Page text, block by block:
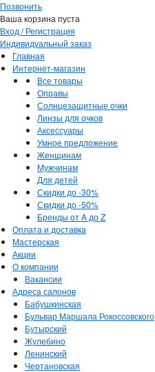
Позвонить
Ваша корзина пуста
Вход / Регистрация
Индивидуальный заказ
Главная
Интернет-магазин
Все товары
Оправы
Солнцезащитные очки
Линзы для очков
Аксессуары
Умное предложение
Женщинам
Мужчинам
Для детей
Скидки до -30%
Скидки до -50%
Бренды от A до Z
Оплата и доставка
Мастерская
Акции
О компании
Вакансии
Адреса салонов
Бабушкинская
Бульвар Маршала Рокоссовского
Бутырский
Жулебино
Ленинский
Чертановская